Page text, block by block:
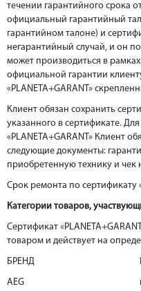
течении гарантийного срока
официальный гарантийный
гарантийном талоне) и
негарантийный случай, и он
может производиться в
официальной гарантии
«PLANETA+GARANT»
Клиент обязан сохранить
указанного в сертификате.
«PLANETA+GARANT» Клиент
следующие документы:
приобретенную технику и чек
Срок ремонта по сертификату
Категории товаров,
Сертификат
товаром и действует на
БРЕНД
AEG